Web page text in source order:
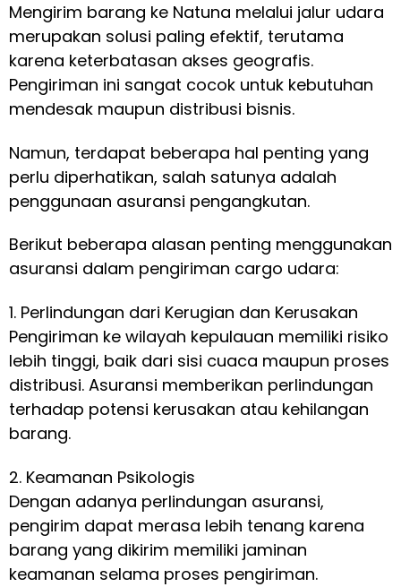
Mengirim barang ke Natuna melalui jalur udara
merupakan solusi paling efektif, terutama
karena keterbatasan akses geografis.
Pengiriman ini sangat cocok untuk kebutuhan
mendesak maupun distribusi bisnis.
Namun, terdapat beberapa hal penting yang
perlu diperhatikan, salah satunya adalah
penggunaan asuransi pengangkutan.
Berikut beberapa alasan penting menggunakan
asuransi dalam pengiriman cargo udara:
1. Perlindungan dari Kerugian dan Kerusakan
Pengiriman ke wilayah kepulauan memiliki risiko
lebih tinggi, baik dari sisi cuaca maupun proses
distribusi. Asuransi memberikan perlindungan
terhadap potensi kerusakan atau kehilangan
barang.
2. Keamanan Psikologis
Dengan adanya perlindungan asuransi,
pengirim dapat merasa lebih tenang karena
barang yang dikirim memiliki jaminan
keamanan selama proses pengiriman.